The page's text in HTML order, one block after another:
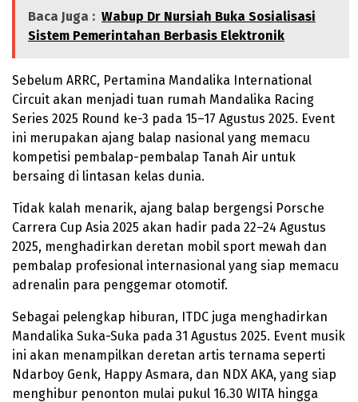
Baca Juga : Wabup Dr Nursiah Buka Sosialisasi
Sistem Pemerintahan Berbasis Elektronik
Sebelum ARRC, Pertamina Mandalika International
Circuit akan menjadi tuan rumah Mandalika Racing
Series 2025 Round ke-3 pada 15–17 Agustus 2025. Event
ini merupakan ajang balap nasional yang memacu
kompetisi pembalap-pembalap Tanah Air untuk
bersaing di lintasan kelas dunia.
Tidak kalah menarik, ajang balap bergengsi Porsche
Carrera Cup Asia 2025 akan hadir pada 22–24 Agustus
2025, menghadirkan deretan mobil sport mewah dan
pembalap profesional internasional yang siap memacu
adrenalin para penggemar otomotif.
Sebagai pelengkap hiburan, ITDC juga menghadirkan
Mandalika Suka-Suka pada 31 Agustus 2025. Event musik
ini akan menampilkan deretan artis ternama seperti
Ndarboy Genk, Happy Asmara, dan NDX AKA, yang siap
menghibur penonton mulai pukul 16.30 WITA hingga